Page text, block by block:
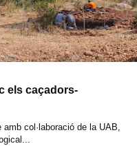
els caçadors-
col·laboració de la UAB,